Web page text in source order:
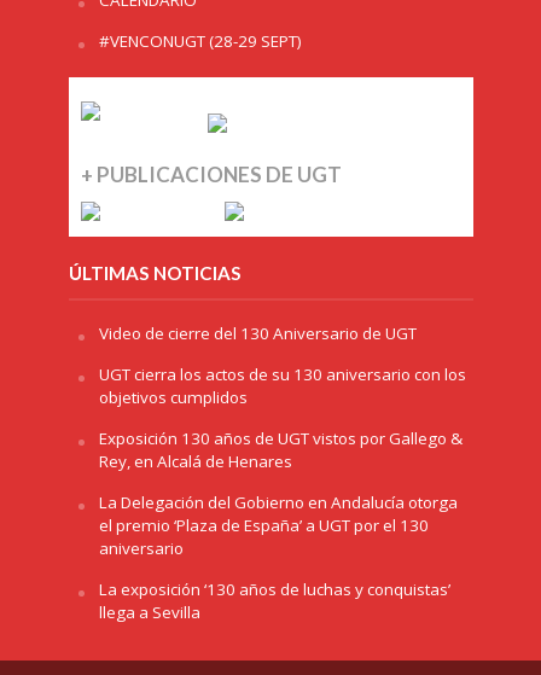
#VENCONUGT (28-29 SEPT)
+ PUBLICACIONES DE UGT
ÚLTIMAS NOTICIAS
Video de cierre del 130 Aniversario de UGT
UGT cierra los actos de su 130 aniversario con los
objetivos cumplidos
Exposición 130 años de UGT vistos por Gallego &
Rey, en Alcalá de Henares
La Delegación del Gobierno en Andalucía otorga
el premio ‘Plaza de España’ a UGT por el 130
aniversario
La exposición ‘130 años de luchas y conquistas’
llega a Sevilla